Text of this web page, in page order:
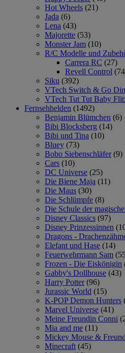
Hot Wheels (21)
Jada (6)
Lena (43)
Majorette (53)
Monster Jam (10)
R/C Modelle und
Carrera RC (27)
Revell Control
Siku (392)
VTech Switch & Go
VTech Tut Tut Baby
Fernsehhelden (1492)
Benjamin Blümchen (6)
Bibi Blocksberg (14)
Bibi und Tina (10)
Bluey (73)
Bobo Siebenschläfer (9)
Cars (10)
DC Universe (25)
Die Biene Maja (11)
Die Maus (30)
Die Schlümpfe (8)
Die Schule der
Disney Classics (97)
Disney Prinzessinnen
Dragons -
Elefant und Hase (14)
Feuerwehrmann Sam
Frozen - Die Eiskönigin
Gabby's Dollhouse (43)
Harry Potter (96)
Jurassic World (15)
K-POP Demon Hunters
Marvel Universe (41)
Meine Freundin Conni
Mia and me (11)
Mickey Mouse &
Minecraft (45)